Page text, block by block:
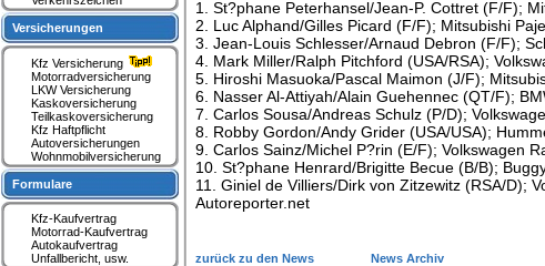
1. St?phane Peterhansel/Jean-P. Cottret (F/F);
2. Luc Alphand/Gilles Picard (F/F); Mitsubishi
3. Jean-Louis Schlesser/Arnaud Debron (F/F);
4. Mark Miller/Ralph Pitchford (USA/RSA);
5. Hiroshi Masuoka/Pascal Maimon (J/F);
6. Nasser Al-Attiyah/Alain Guehennec (QT/F);
7. Carlos Sousa/Andreas Schulz (P/D);
8. Robby Gordon/Andy Grider (USA/USA);
9. Carlos Sainz/Michel P?rin (E/F); Volkswagen
10. St?phane Henrard/Brigitte Becue (B/B);
11. Giniel de Villiers/Dirk von Zitzewitz (RSA/D);
Autoreporter.net
zurück zu den News News Archiv
Versicherungen
Kfz Versicherung
Motorradversicherung
LKW Versicherung
Kaskoversicherung
Teilkaskoversicherung
Kfz Haftpflicht
Autoversicherungen
Wohnmobilversicherung
Formulare
Kfz-Kaufvertrag
Motorrad-Kaufvertrag
Autokaufvertrag
Unfallbericht, usw.